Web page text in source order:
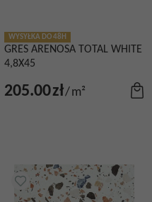
WYSYŁKA DO 48H
GRES ARENOSA TOTAL WHITE
4,8X45
205.00zł/m²